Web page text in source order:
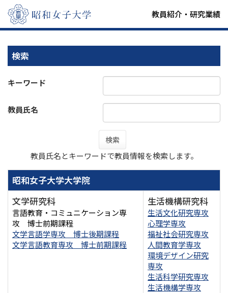
教員紹介・研究業績
検索
キーワード
教員氏名
検索
教員氏名とキーワードで教員情報を検索します。
昭和女子大学大学院
文学研究科
言語教育・コミュニケーション専
攻 博士前期課程
文学言語学専攻 博士後期課程
文学言語教育専攻 博士前期課程
生活機構研究科
生活文化研究専攻
心理学専攻
福祉社会研究専攻
人間教育学専攻
環境デザイン研究
専攻
生活科学研究専攻
生活機構学専攻